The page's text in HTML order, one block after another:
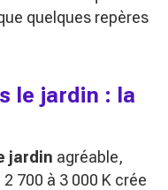
quelques repères
le jardin : la
jardin agréable,
700 à 3 000 K crée